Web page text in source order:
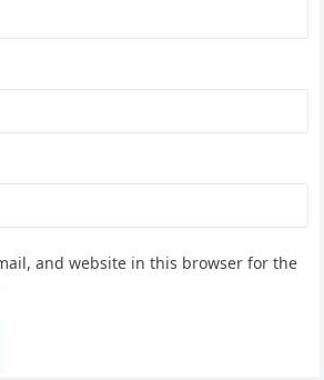
and website in this browser for the